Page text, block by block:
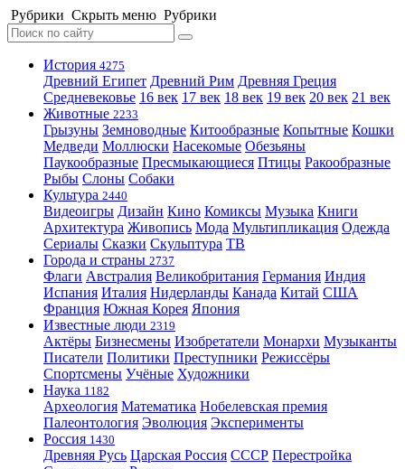
Рубрики Скрыть меню Рубрики
История 4275
Древний Египет Древний Рим Древняя Греция
Средневековье 16 век 17 век 18 век 19 век 20 век 21 век
Животные 2233
Грызуны Земноводные Китообразные Копытные Кошки
Медведи Моллюски Насекомые Обезьяны
Паукообразные Пресмыкающиеся Птицы Ракообразные
Рыбы Слоны Собаки
Культура 2440
Видеоигры Дизайн Кино Комиксы Музыка Книги
Архитектура Живопись Мода Мультипликация Одежда
Сериалы Сказки Скульптура ТВ
Города и страны 2737
Флаги Австралия Великобритания Германия Индия
Испания Италия Нидерланды Канада Китай США
Франция Южная Корея Япония
Известные люди 2319
Актёры Бизнесмены Изобретатели Монархи Музыканты
Писатели Политики Преступники Режиссёры
Спортсмены Учёные Художники
Наука 1182
Археология Математика Нобелевская премия
Палеонтология Эволюция Эксперименты
Россия 1430
Древняя Русь Царская Россия СССР Перестройка